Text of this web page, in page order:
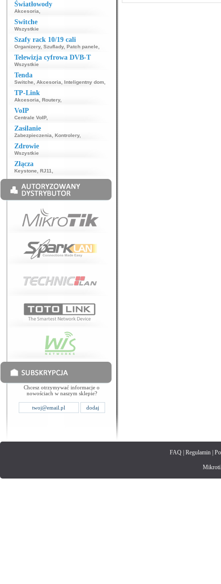
Światłowody
Akcesoria
Switche
Wszystkie
Szafy rack 10/19 cali
Organizery, Szuflady, Patch panele
Telewizja cyfrowa DVB-T
Wszystkie
Tenda
Switche Akcesoria Inteligentny dom
TP-Link
Akcesoria Routery,
VoIP
Centrale VoIP,
Zasilanie
Zabezpieczenia Kontrolery,
Zdrowie
Wszystkie
Złącza
Keystone RJ11
Chcesz otrzymywać informacje o
nowościach w naszym sklepie?
FAQ| Regulamin|